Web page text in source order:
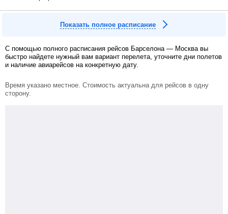
Показать полное расписание
С помощью полного расписания рейсов Барселона — Москва вы
быстро найдете нужный вам вариант перелета, уточните дни полетов
и наличие авиарейсов на конкретную дату.
Время указано местное. Стоимость актуальна для рейсов в одну
сторону.